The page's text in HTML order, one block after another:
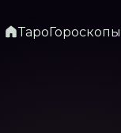
ТароГороскопы